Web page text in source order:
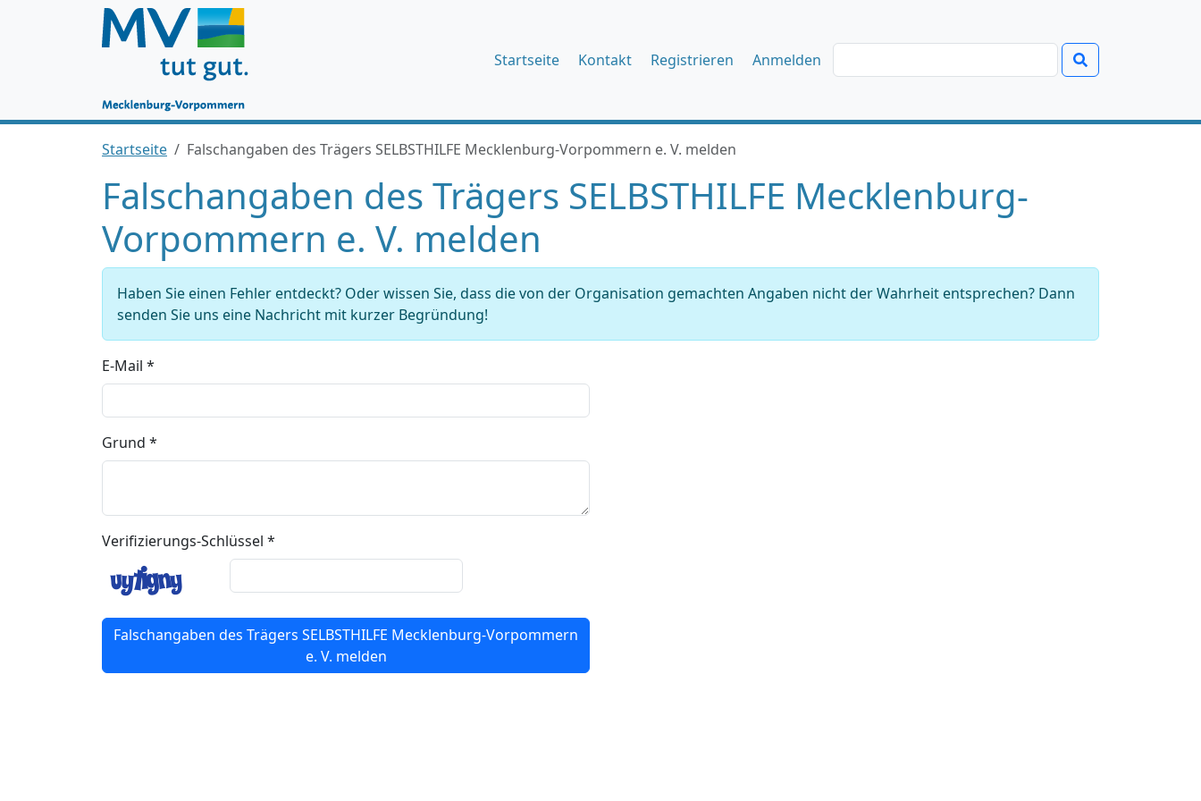
Startseite Kontakt Registrieren Anmelden
Startseite Falschangaben des Trägers SELBSTHILFE Mecklenburg-Vorpommern e. V. melden
Falschangaben des Trägers SELBSTHILFE Mecklenburg-
Vorpommern e. V. melden
Haben Sie einen Fehler entdeckt? Oder wissen Sie, dass die von der Organisation gemachten Angaben nicht der Wahrheit entsprechen? Dann
senden Sie uns eine Nachricht mit kurzer Begründung!
E-Mail *
Grund *
Verifizierungs-Schlüssel *
Falschangaben des Trägers SELBSTHILFE Mecklenburg-Vorpommern
e. V. melden